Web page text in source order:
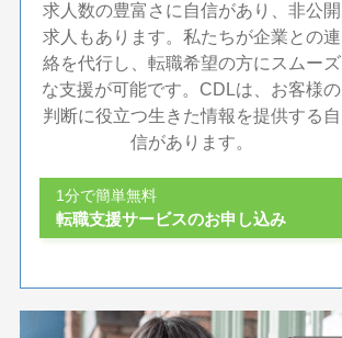
求人数の豊富さに自信があり、非公開
求人もあります。私たちが企業との連
絡を代行し、転職希望の方にスムーズ
な支援が可能です。CDLは、お客様の
判断に役立つ生きた情報を提供する自
信があります。
1分で簡単無料
転職支援サービスのお申し込み